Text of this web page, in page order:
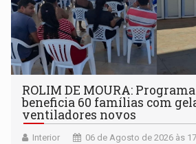
ROLIM DE MOURA:
beneficia 60 famílias com
ventiladores novos
Interior 06 de Agosto de 2026 às